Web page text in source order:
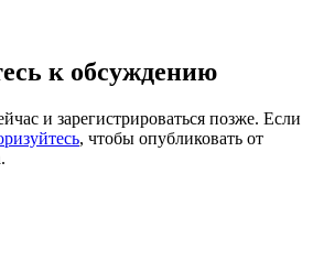
к обсуждению
и зарегистрироваться позже. Если
, чтобы опубликовать от